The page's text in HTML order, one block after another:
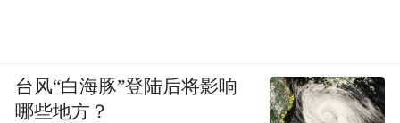
台风“白海豚”登陆后将影响
哪些地方？